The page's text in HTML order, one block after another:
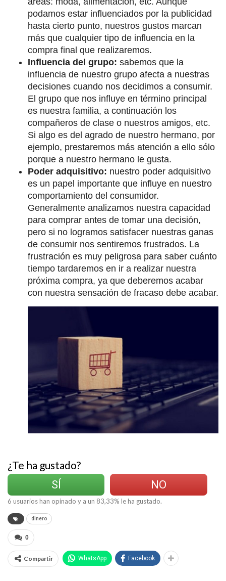
podamos estar influenciados por la publicidad
hasta cierto punto, nuestros gustos marcan
más que cualquier tipo de influencia en la
compra final que realizaremos.
Influencia del grupo: sabemos que la
influencia de nuestro grupo afecta a nuestras
decisiones cuando nos decidimos a consumir.
El grupo que nos influye en término principal
es nuestra familia, a continuación los
compañeros de clase o nuestros amigos, etc.
Si algo es del agrado de nuestro hermano, por
ejemplo, prestaremos más atención a ello sólo
porque a nuestro hermano le gusta.
Poder adquisitivo: nuestro poder adquisitivo
es un papel importante que influye en nuestro
comportamiento del consumidor.
Generalmente analizamos nuestra capacidad
para comprar antes de tomar una decisión,
pero si no logramos satisfacer nuestras ganas
de consumir nos sentiremos frustrados. La
frustración es muy peligrosa para saber cuánto
tiempo tardaremos en ir a realizar nuestra
próxima compra, ya que deberemos acabar
con nuestra sensación de fracaso debe acabar.
¿Te ha gustado?
SÍ
NO
6 usuarios han opinado y a un 83,33% le ha gustado.
dinero
0
Compartir WhatsApp Facebook